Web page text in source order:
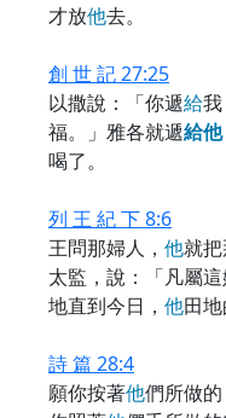
才放他去。
創 世 記 27:25
以撒說：「你遞給
福。」雅各就遞給他
喝了。
列 王 紀 下 8:6
王問那婦人， 他就
太監，說：「凡屬
地直到今日， 他田
詩 篇 28:4
願你按著他們所做